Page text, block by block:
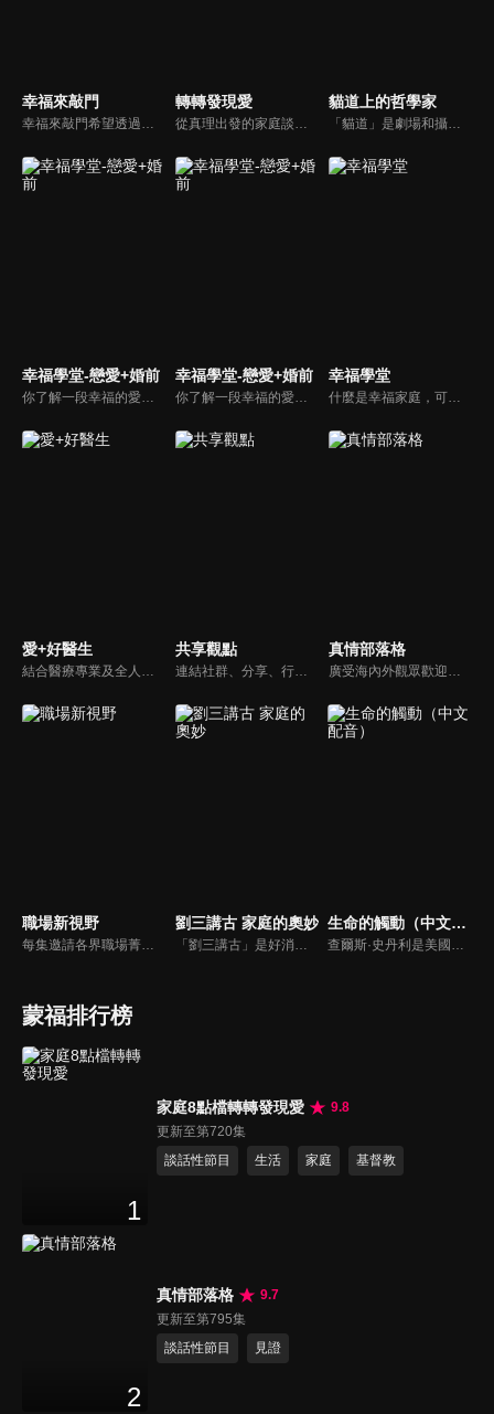
幸福來敲門 轉轉發現愛 貓道上的哲學家
「貓道」是劇場和攝影棚的象徵，而孩子是天生的哲學家，他們進入攝影棚中的小劇場思考、對話，並且從貓道上看下來，總是會有不同視角，故片名為《貓道上的哲學家》，在GOOD TV播出。
幸福學堂-戀愛+婚前
你了解一段幸福的愛情是如何發展出來的嗎？你對你心中那一個對象，到底是愛還是喜歡？難道喜歡跟愛差距很大嗎？讓我們的大師來消除你心中的疑惑。
幸福學堂-戀愛+婚前
你了解一段幸福的愛情是如何發展出來的嗎？你對你心中那一個對象，到底是愛還是喜歡？難道喜歡跟愛差距很大嗎？讓我們的大師來消除你心中的疑惑。
幸福學堂
什麼是幸福家庭，可能很多人會覺得「幸福家庭」是天方夜譚，在這一集當中，簡老師要告訴您，如何跨越婚姻的顛簸之路，建立幸福家庭，且根據他多年輔導經驗，歸類出幸福家庭的特質，讓幸福家庭不是再是虛假的口號，而是能夠真實落實在生活當中。
愛+好醫生
結合醫療專業及全人關懷的新型態節目，主持人黃瑽寧醫師親訪家庭，跨領域醫療顧問團全方位檢視，提供最完整、實用和正確的資訊來守護孩子的健康。
共享觀點
連結社群、分享、行動的特色，運用講道學的架構，談論包含基要真理、生活話題及神學裝備三大面向主題。身為第六代基督徒，從小在教會中長大的周巽正，與第一代基督徒的廖文華，背景及生活經歷都不同，在節目中以輕鬆對談的方式，貢獻出不同角度的觀點。
真情部落格
廣受海內外觀眾歡迎的真情部落格，是以見證故事為主軸的訪談節目，由知名主播夏嘉璐主持，莊信德牧師、黃國倫牧師回應，來賓在節目中自在的暢談自己的生命歷程，這些最真實的生命見證也幫助許多人走出低谷。
職場新視野
每集邀請各界職場菁英分享心路歷程與觀點，喬美倫老師也透過主題性的真理論述，幫助你我走入合神心意的職場文化。
劉三講古 家庭的奧妙
「劉三講古」是好消息最老牌的節目，除了加入戲劇元素「喳唸伯與長腳姨」外，並蒐集無數史料，找到美好而精彩的基督徒生命故事，好讓福音更輕鬆真實的呈現在觀眾眼前。
生命的觸動（中文配音）
查爾斯·史丹利是美國第一浸信會的主任牧師，也是In Touch Ministries的創始人，也是紐約時報暢銷書作家。
蒙福排行榜
1
家庭8點檔轉轉發現愛
9.8
更新至第720集
談話性節目
生活 家庭 基督教
2
真情部落格
9.7
更新至第795集
談話性節目
見證